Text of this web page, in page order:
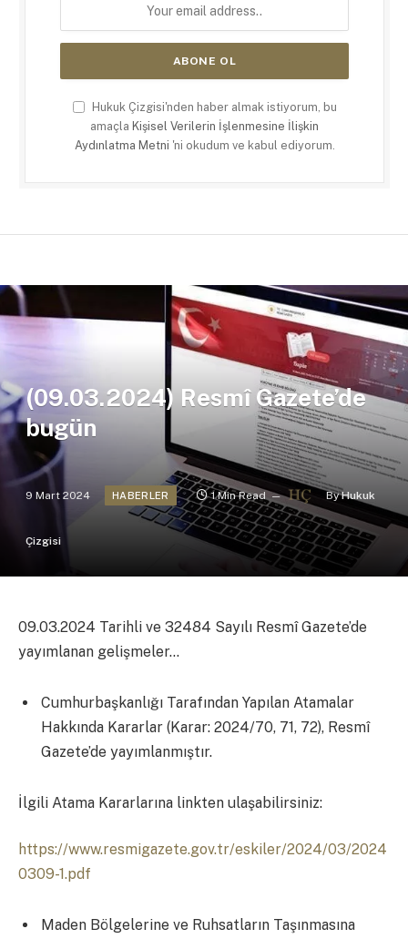
Hukuk Çizgisi'nden haber almak istiyorum, bu
amaçla Kişisel Verilerin İşlenmesine İlişkin
Aydınlatma Metni 'ni okudum ve kabul ediyorum.
(09.03.2024) Resmî Gazete’de
bugün
9 Mart 2024 HABERLER 1 Min Read By Hukuk
Çizgisi
09.03.2024 Tarihli ve 32484 Sayılı Resmî Gazete’de
yayımlanan gelişmeler…
Cumhurbaşkanlığı Tarafından Yapılan Atamalar
Hakkında Kararlar (Karar: 2024/70, 71, 72), Resmî
Gazete’de yayımlanmıştır.
İlgili Atama Kararlarına linkten ulaşabilirsiniz:
https://www.resmigazete.gov.tr/eskiler/2024/03/2024
0309-1.pdf
Maden Bölgelerine ve Ruhsatların Taşınmasına